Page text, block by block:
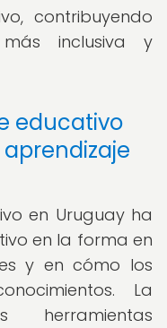
contribuyendo
inclusiva y
educativo
en Uruguay ha
en la forma en
y en cómo los
La
herramientas